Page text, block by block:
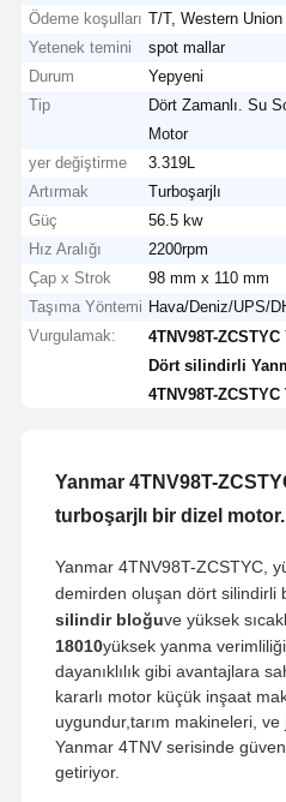
Ödeme koşulları T/T, Western Union
Yetenek temini
spot mallar
Durum
Yepyeni
Tip
Dört Zamanlı. Su
Motor
yer değiştirme
3.319L
Artırmak
Turboşarjlı
Güç
56.5 kw
Hız Aralığı
2200rpm
Çap x Strok
98 mm x 110 mm
Taşıma Yöntemi Hava/Deniz/UPS/
Vurgulamak:
4TNV98T-
Dört silindirli
4TNV98T-
Yanmar 4TNV98T-
turboşarjlı bir dizel motor.
Yanmar 4TNV98T-ZCSTYC,
demirden oluşan dört silindirli
silindir bloğuve yüksek
18010yüksek yanma
dayanıklılık gibi avantajlara
kararlı motor küçük inşaat
uygundur,tarım makineleri,
Yanmar 4TNV serisinde
getiriyor.